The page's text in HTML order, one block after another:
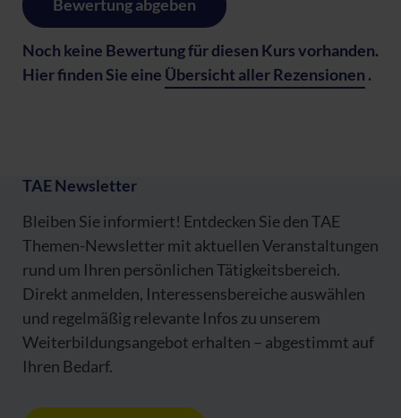
Bewertung abgeben
Noch keine Bewertung für diesen Kurs vorhanden.
Hier finden Sie eine Übersicht aller Rezensionen .
TAE Newsletter
Bleiben Sie informiert! Entdecken Sie den TAE
Themen-Newsletter mit aktuellen Veranstaltungen
rund um Ihren persönlichen Tätigkeitsbereich.
Direkt anmelden, Interessensbereiche auswählen
und regelmäßig relevante Infos zu unserem
Weiterbildungsangebot erhalten – abgestimmt auf
Ihren Bedarf.